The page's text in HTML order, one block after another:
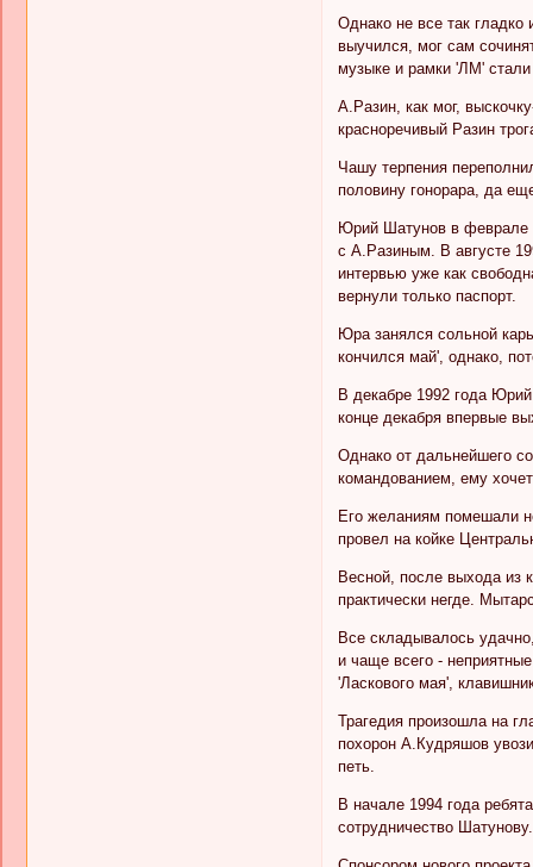
Однако не все так
выучился, мог сам
музыке и рамки 'ЛМ'
А.Разин, как мог,
красноречивый Разин
Чашу терпения
половину гонорара, да
Юрий Шатунов в феврале
с А.Разиным. В августе
интервью уже как
вернули только паспорт.
Юра занялся сольной
кончился май', однако,
В декабре 1992 года
конце декабря впервые
Однако от дальнейшего
командованием, ему
Его желаниям помешали
провел на койке
Весной, после выхода из
практически негде.
Все складывалось
и чаще всего -
'Ласкового мая',
Трагедия произошла на
похорон А.Кудряшов
петь.
В начале 1994 года
сотрудничество